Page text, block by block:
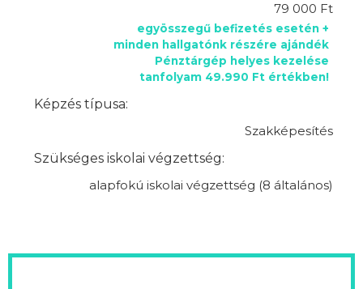
79 000 Ft
egyösszegű befizetés esetén +
minden hallgatónk részére ajándék
Pénztárgép helyes kezelése
tanfolyam 49.990 Ft értékben!
Képzés típusa:
Szakképesítés
Szükséges iskolai végzettség:
alapfokú iskolai végzettség (8 általános)